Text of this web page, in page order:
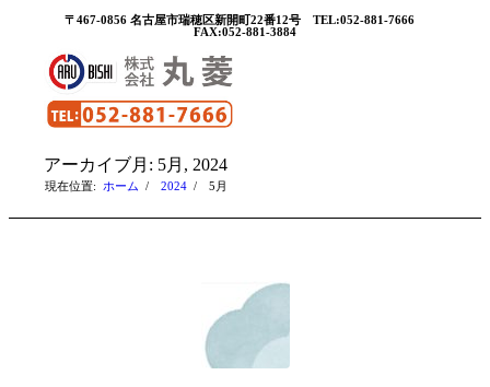
〒467-0856 名古屋市瑞穂区新開町22番12号 TEL:052-881-7666
FAX:052-881-3884
アーカイブ月: 5月, 2024
現在位置: ホーム / 2024 / 5月